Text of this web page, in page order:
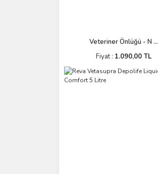
Veteriner Önlüğü - N ...
Fiyat : 1.090,00 TL